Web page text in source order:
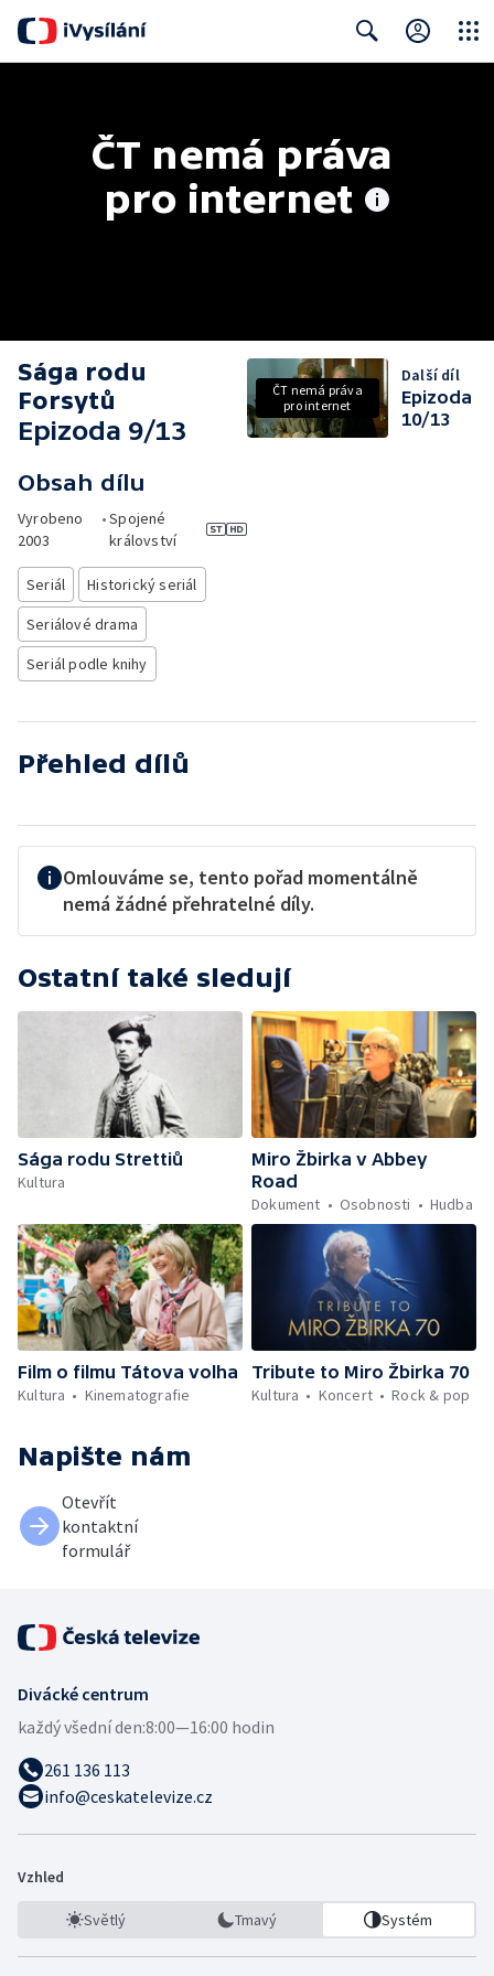
ČT nemá práva
pro internet
Sága rodu
Forsytů
Epizoda 9/13
Obsah dílu
Vyrobeno
2003
•Spojené
království
Seriál
Historický seriál
Seriálové drama
Seriál podle knihy
ČT nemá práva
pro internet
Další díl
Epizoda
10/13
Přehled dílů
Omlouváme se, tento pořad momentálně
nemá žádné přehratelné díly.
Ostatní také sledují
Sága rodu Strettiů
Kultura
Miro Žbirka v Abbey
Road
Dokument
Osobnosti Hudba
Film o filmu Tátova volha
Kultura
Kinematografie
Tribute to Miro Žbirka 70
Kultura
Koncert Rock & pop
Napište nám
Otevřít
kontaktní
formulář
Divácké centrum
každý všední den:8:00—16:00 hodin
261 136 113
info@ceskatelevize.cz
Vzhled
Světlý Tmavý Systém